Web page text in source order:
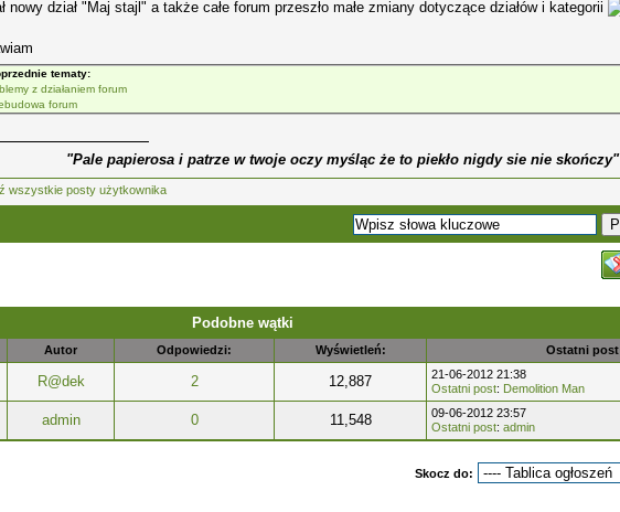
nowy dział "Maj stajl" a także całe forum przeszło małe zmiany dotyczące działów i kategorii
tematy:
z działaniem forum
forum
"Pale papierosa i patrze w twoje oczy myśląc że to piekło nigdy sie nie skończy"
Podobne wątki
Autor Odpowiedzi: Wyświetleń: Ostatni post
R@dek 2 12,887
21-06-2012 21:38
Ostatni post: Demolition Man
admin 0 11,548
09-06-2012 23:57
Ostatni post: admin
Skocz do: